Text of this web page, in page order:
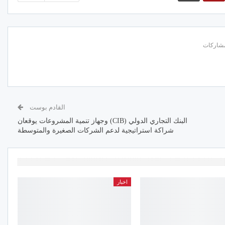
القادم بوست
البنك التجاري الدولي (CIB) وجهاز تنمية المشروعات يوقعان
شراكة استراتيجية لدعم الشركات الصغيرة والمتوسطة
اخبار